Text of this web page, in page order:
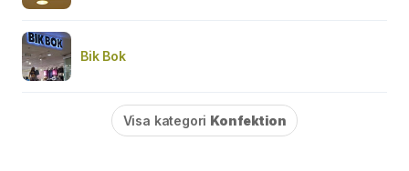
Bik Bok
Visa kategori Konfektion